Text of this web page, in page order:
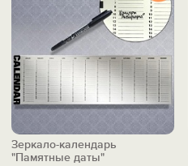
Зеркало-календарь
"Памятные даты"